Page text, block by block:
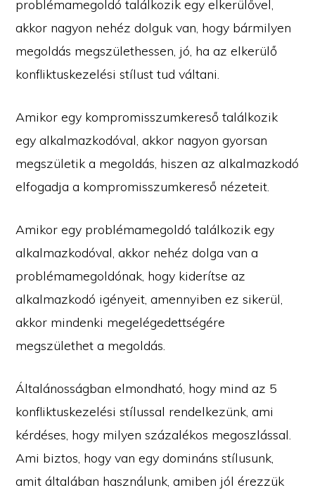
problémamegoldó találkozik egy elkerülővel,
akkor nagyon nehéz dolguk van, hogy bármilyen
megoldás megszülethessen, jó, ha az elkerülő
konfliktuskezelési stílust tud váltani.
Amikor egy kompromisszumkereső találkozik
egy alkalmazkodóval, akkor nagyon gyorsan
megszületik a megoldás, hiszen az alkalmazkodó
elfogadja a kompromisszumkereső nézeteit.
Amikor egy problémamegoldó találkozik egy
alkalmazkodóval, akkor nehéz dolga van a
problémamegoldónak, hogy kiderítse az
alkalmazkodó igényeit, amennyiben ez sikerül,
akkor mindenki megelégedettségére
megszülethet a megoldás.
Általánosságban elmondható, hogy mind az 5
konfliktuskezelési stílussal rendelkezünk, ami
kérdéses, hogy milyen százalékos megoszlással.
Ami biztos, hogy van egy domináns stílusunk,
amit általában használunk, amiben jól érezzük